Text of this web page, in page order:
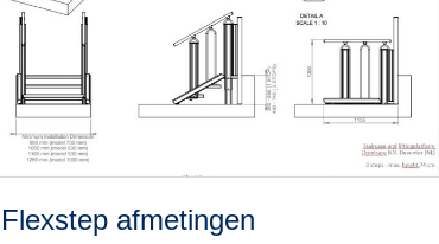
Flexstep afmetingen